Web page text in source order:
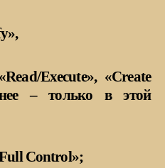
Execute», «Create
– только в этой
Control»;